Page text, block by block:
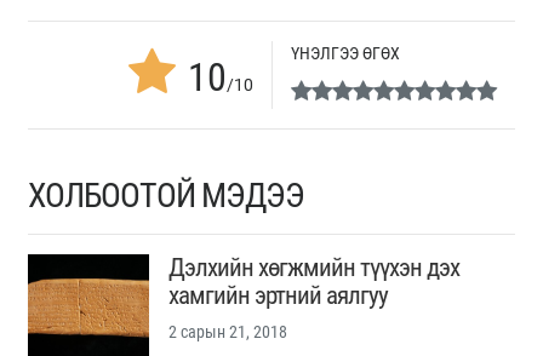
10/10
ҮНЭЛГЭЭ ӨГӨХ
ХОЛБООТОЙ МЭДЭЭ
Дэлхийн хөгжмийн түүхэн дэх
хамгийн эртний аялгуу
2 сарын 21, 2018